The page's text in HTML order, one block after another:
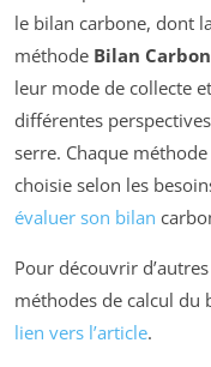
le bilan carbone, dont
méthode Bilan
leur mode de collecte
différentes
serre. Chaque
choisie selon les
évaluer son bilan
Pour découvrir
méthodes de calcul du
lien vers l’article.